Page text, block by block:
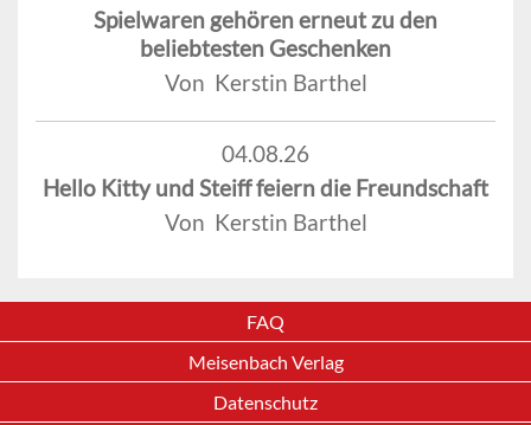
Spielwaren gehören erneut zu den
beliebtesten Geschenken
Von Kerstin Barthel
04.08.26
Hello Kitty und Steiff feiern die Freundschaft
Von Kerstin Barthel
FAQ
Meisenbach Verlag
Datenschutz